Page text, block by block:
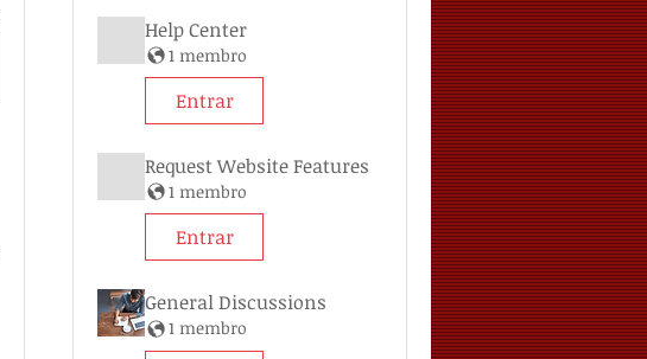
Help Center
1 membro
Entrar
Request Website Features
1 membro
Entrar
General Discussions
1 membro